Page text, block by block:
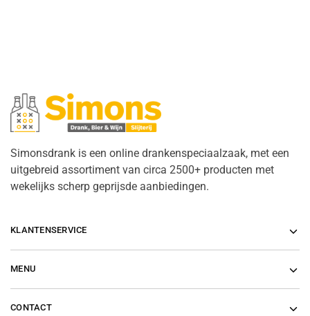
Simonsdrank is een online drankenspeciaalzaak, met een
uitgebreid assortiment van circa 2500+ producten met
wekelijks scherp geprijsde aanbiedingen.
KLANTENSERVICE
MENU
CONTACT